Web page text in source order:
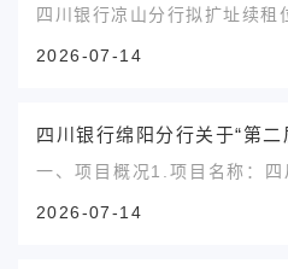
四川银行凉山分行拟扩址续租
㎡，含税年租赁价格77.75万
示，公示期为2026年7月15
2026-07-14
一、项目概况1.项目名称：四
2026-07-14